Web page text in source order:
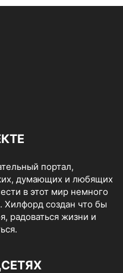
портал,
думающих и любящих
в этот мир немного
Хилфорд создан что бы
радоваться жизни и